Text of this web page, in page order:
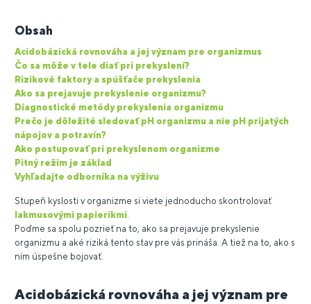
Obsah
Acidobázická rovnováha a jej význam pre organizmus
Čo sa môže v tele diať pri prekyslení?
Rizikové faktory a spúšťače prekyslenia
Ako sa prejavuje prekyslenie organizmu?
Diagnostické metódy prekyslenia organizmu
Prečo je dôležité sledovať pH organizmu a nie pH prijatých
nápojov a potravín?
Ako postupovať pri prekyslenom organizme
Pitný režim je základ
Vyhľadajte odborníka na výživu
Stupeň kyslosti v organizme si viete jednoducho skontrolovať
lakmusovými papierikmi
Poďme sa spolu pozrieť na to, ako sa prejavuje prekyslenie
organizmu a aké riziká tento stav pre vás prináša. A tiež na to, ako s
ním úspešne bojovať.
Acidobázická rovnováha a jej význam pre